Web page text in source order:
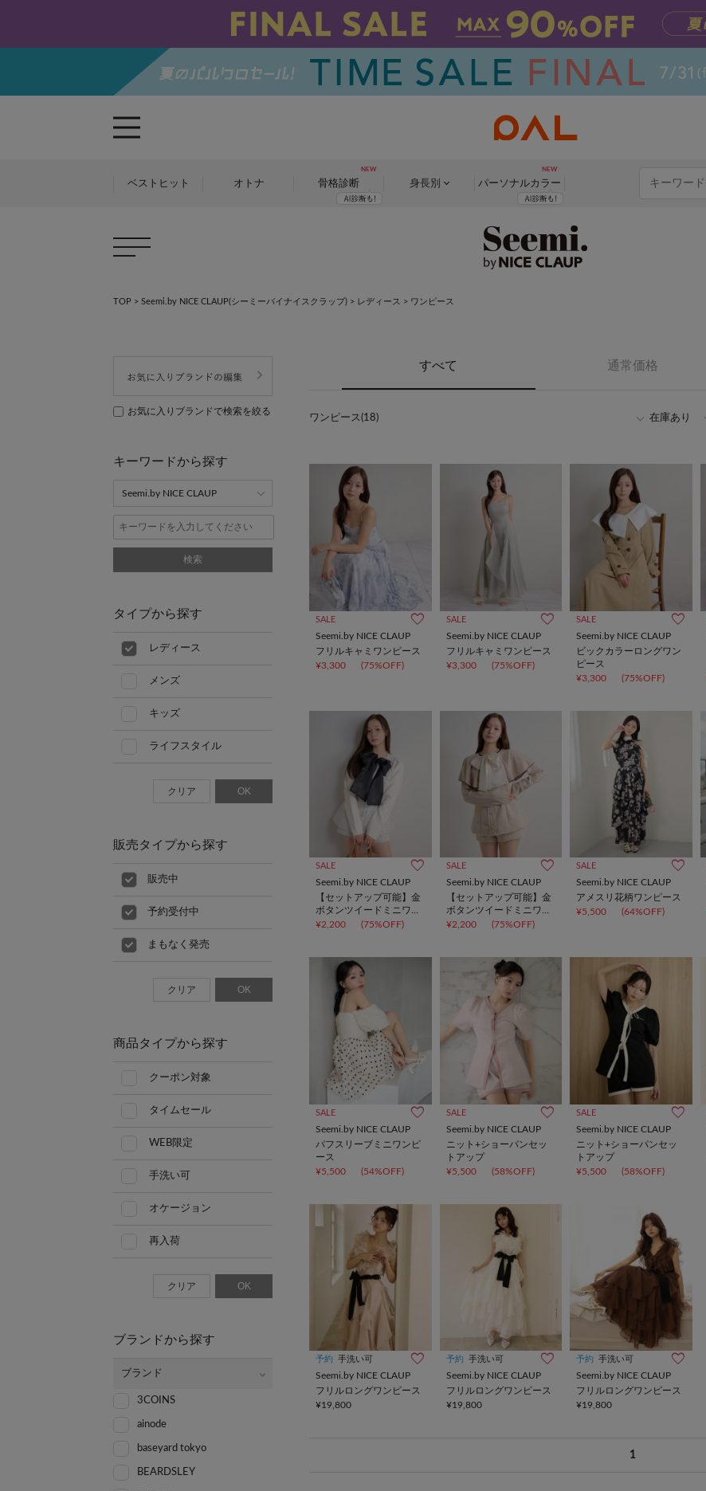
ベストヒット オトナ 骨格診断 身長別 パーソナルカラー
TOP > Seemi.by NICE CLAUP(シーミーバイナイスクラップ) > レディース > ワンピース
すべて 通常価格
ワンピース(18) 在庫あり
SALE
Seemi.by NICE CLAUP
フリルキャミワンピース
¥3,300
(75%OFF)
SALE
Seemi.by NICE CLAUP
フリルキャミワンピース
¥3,300
(75%OFF)
SALE
Seemi.by NICE CLAUP
ビックカラーロングワン
ピース
¥3,300
(75%OFF)
SALE
Seemi.by NICE CLAUP
【セットアップ可能】金
ボタンツイードミニワン
ピ
¥2,200 (75%OFF)
SALE
Seemi.by NICE CLAUP
【セットアップ可能】金
ボタンツイードミニワン
ピ
¥2,200 (75%OFF)
SALE
Seemi.by NICE CLAUP
アメスリ花柄ワンピース
¥5,500
(64%OFF)
SALE
Seemi.by NICE CLAUP
パフスリーブミニワンピ
ース
¥5,500
(54%OFF)
SALE
Seemi.by NICE CLAUP
ニット+ショーパンセッ
トアップ
¥5,500
(58%OFF)
SALE
Seemi.by NICE CLAUP
ニット+ショーパンセッ
トアップ
¥5,500
(58%OFF)
予約 手洗い可
Seemi.by NICE CLAUP
フリルロングワンピース
¥19,800
予約 手洗い可
Seemi.by NICE CLAUP
フリルロングワンピース
¥19,800
予約 手洗い可
Seemi.by NICE CLAUP
フリルロングワンピース
¥19,800
1
お気に入りブランドで検索を絞る
キーワードから探す
検索
タイプから探す
レディース
メンズ
キッズ
ライフスタイル
クリア OK
販売タイプから探す
販売中
予約受付中
まもなく発売
クリア OK
商品タイプから探す
クーポン対象
タイムセール
WEB限定
手洗い可
オケージョン
再入荷
クリア OK
ブランドから探す
ブランド
3COINS
ainode
baseyard tokyo
BEARDSLEY